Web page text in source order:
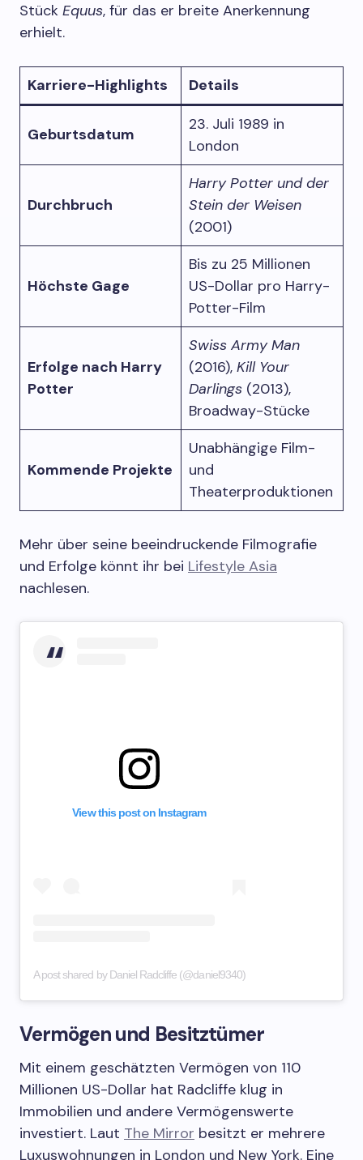
Stück Equus, für das er breite Anerkennung
erhielt.
Karriere-Highlights Details
Geburtsdatum
23. Juli 1989 in
London
Durchbruch
Harry Potter und der
Stein der Weisen
(2001)
Höchste Gage
Bis zu 25 Millionen
US-Dollar pro Harry-
Potter-Film
Erfolge nach Harry
Potter
Swiss Army Man
(2016), Kill Your
Darlings (2013),
Broadway-Stücke
Kommende Projekte
Unabhängige Film-
und
Theaterproduktionen
Mehr über seine beeindruckende Filmografie
und Erfolge könnt ihr bei Lifestyle Asia
nachlesen.
View this post on Instagram
A post shared by Daniel Radcliffe (@daniel9340)
Vermögen und Besitztümer
Mit einem geschätzten Vermögen von 110
Millionen US-Dollar hat Radcliffe klug in
Immobilien und andere Vermögenswerte
investiert. Laut The Mirror besitzt er mehrere
Luxuswohnungen in London und New York. Eine